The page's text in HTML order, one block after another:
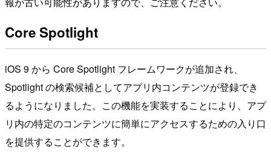
Core Spotlight
iOS 9 から Core Spotlight フレームワークが追加され、
Spotlight の検索候補としてアプリ内コンテンツが登録でき
るようになりました。この機能を実装することにより、アプ
リ内の特定のコンテンツに簡単にアクセスするための入り口
を提供することができます。